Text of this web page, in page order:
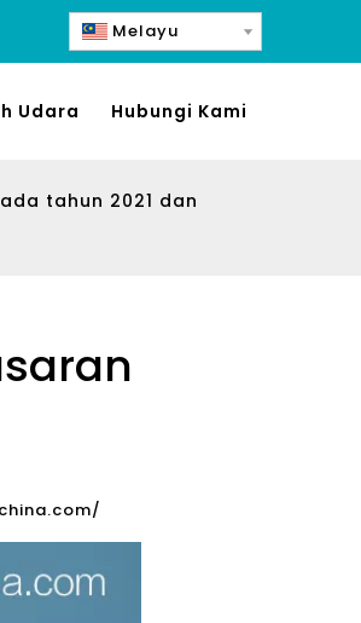
Melayu
Udara Hubungi Kami
tahun 2021 dan